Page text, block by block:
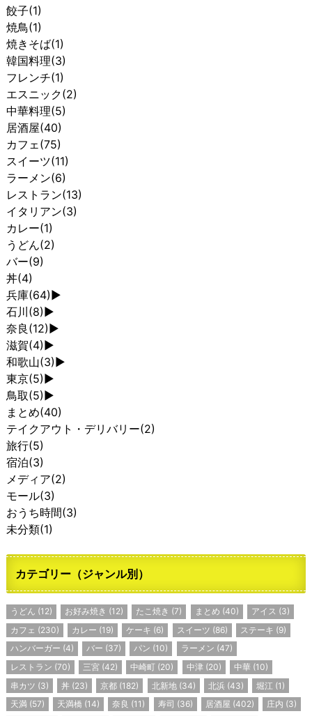
餃子(1)
焼鳥(1)
焼きそば(1)
韓国料理(3)
フレンチ(1)
エスニック(2)
中華料理(5)
居酒屋(40)
カフェ(75)
スイーツ(11)
ラーメン(6)
レストラン(13)
イタリアン(3)
カレー(1)
うどん(2)
バー(9)
丼(4)
兵庫(64) ►
石川 (8) ►
奈良 (12) ►
滋賀(4) ►
和歌山(3) ►
東京(5) ►
鳥取(5) ►
まとめ(40)
テイクアウト・デリバリー(2)
旅行(5)
宿泊(3)
メディア(2)
モール(3)
おうち時間(3)
未分類(1)
カテゴリー（ジャンル別）
うどん (12) お好み焼き (12) たこ焼き (7) まとめ (40) アイス (3)
カフェ (230) カレー (19) ケーキ (6) スイーツ (86) ステーキ (9)
ハンバーガー (4) バー (37) パン (10) ラーメン (47)
レストラン (70) 三宮 (42) 中崎町 (20) 中津(20) 中華(10)
串カツ (3) 丼 (23) 京都 (182) 北新地(34) 北浜(43) 堀江 (1)
天満 (57) 天満橋 (14) 奈良 (11) 寿司 (36) 居酒屋 (402) 庄内 (3)